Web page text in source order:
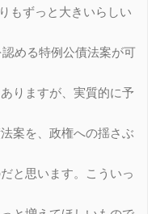
もずっと大きいらしい
める特例公債法案が可
りますが、実質的に予
案を、政権への揺さぶ
と思います。こういっ